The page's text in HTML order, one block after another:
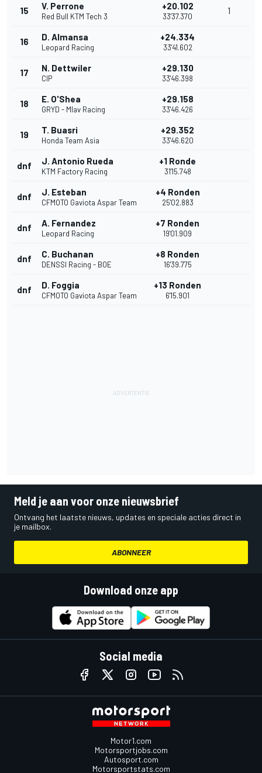
15 V. Perrone
Red Bull KTM Tech 3
+20.102
33'37.370
1
16 D. Almansa
Leopard Racing
+24.334
33'41.602
17 N. Dettwiler
CIP
+29.130
33'46.398
18 E. O'Shea
GRYD - Mlav Racing
+29.158
33'46.426
19 T. Buasri
Honda Team Asia
+29.352
33'46.620
dnf J. Antonio Rueda
KTM Factory Racing
+1 Ronde
31'15.748
dnf J. Esteban
CFMOTO Gaviota Aspar Team
+4 Ronden
25'02.883
dnf A. Fernandez
Leopard Racing
+7 Ronden
19'01.909
dnf C. Buchanan
DENSSI Racing - BOE
+8 Ronden
16'39.775
dnf D. Foggia
CFMOTO Gaviota Aspar Team
+13 Ronden
6'15.901
Meld je aan voor onze nieuwsbrief
Ontvang het laatste nieuws, updates en speciale acties direct in
je mailbox.
ABONNEER
Download onze app
Social media
Motor1.com
Motorsportjobs.com
Autosport.com
Motorsportstats.com